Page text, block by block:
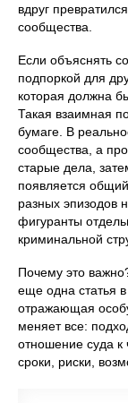
вдруг
сообщества.
Если объяснять
подпоркой для
которая должна
Такая взаимная
бумаге. В
сообщества, а
старые дела,
появляется
разных эпизодов
фигуранты
криминальной
Почему это
еще одна статья
отражающая
меняет все:
отношение суда к
сроки, риски,